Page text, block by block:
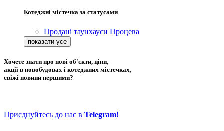
Котеджні містечка за статусами
Продані таунхауси Процева
Хочете знати про нові об'єкти, ціни,
акції в новобудовах і котеджних містечках,
свіжі новини першими?
Приєднуйтесь до нас в Telegram!